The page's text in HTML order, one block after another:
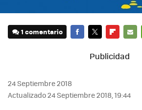
1 comentario
MAIL
24 Septiembre 2018
Actualizado 24 Septiembre 2018, 19:44